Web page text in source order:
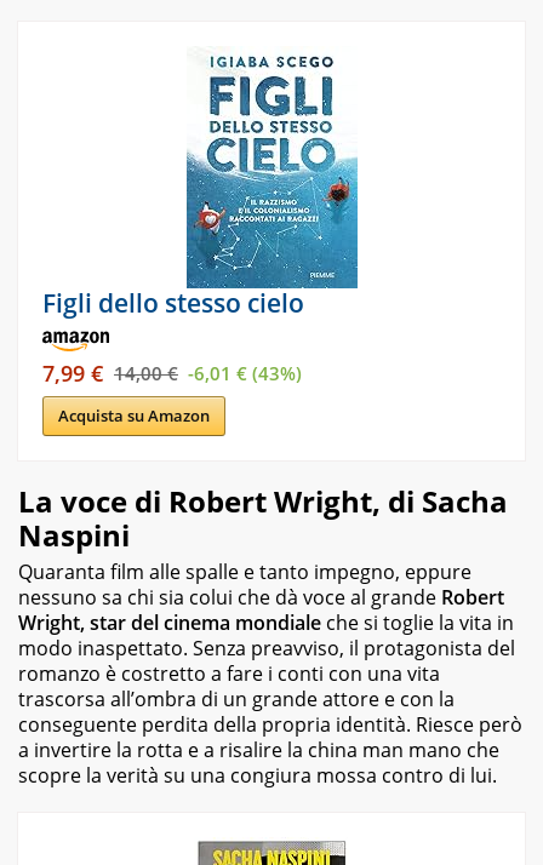
spiegazione
testuale.
Figli dello stesso cielo
7,99 € 14,00 € -6,01 € (43%)
Acquista su Amazon
La voce di Robert Wright, di Sacha
Naspini
Quaranta film alle spalle e tanto impegno, eppure
nessuno sa chi sia colui che dà voce al grande Robert
Wright, star del cinema mondiale che si toglie la vita in
modo inaspettato. Senza preavviso, il protagonista del
romanzo è costretto a fare i conti con una vita
trascorsa all’ombra di un grande attore e con la
conseguente perdita della propria identità. Riesce però
a invertire la rotta e a risalire la china man mano che
scopre la verità su una congiura mossa contro di lui.